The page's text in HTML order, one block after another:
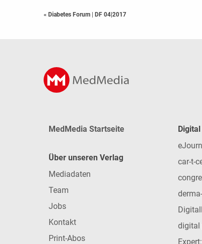
« Diabetes Forum | DF 04|2017
MedMedia Startseite
Über unseren Verlag
Mediadaten
Team
Jobs
Kontakt
Print-Abos
car-t-
digital